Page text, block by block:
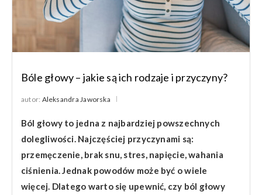
Bóle głowy – jakie są ich rodzaje i przyczyny?
autor: Aleksandra Jaworska
Ból głowy to jedna z najbardziej powszechnych
dolegliwości. Najczęściej przyczynami są:
przemęczenie, brak snu, stres, napięcie, wahania
ciśnienia. Jednak powodów może być o wiele
więcej. Dlatego warto się upewnić, czy ból głowy